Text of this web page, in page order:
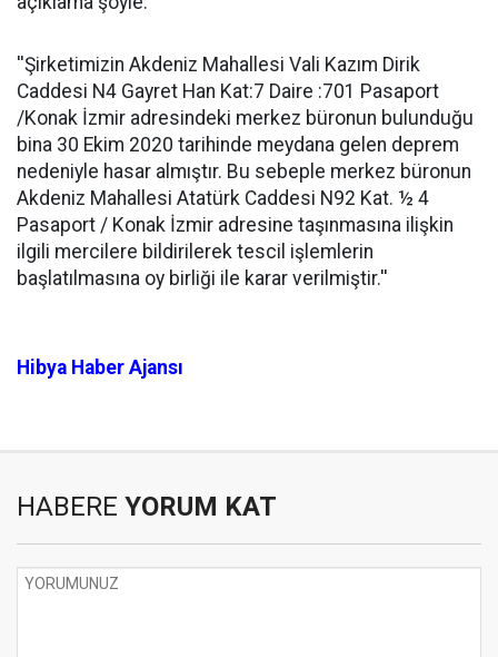
''Şirketimizin Akdeniz Mahallesi Vali Kazım Dirik
Caddesi N4 Gayret Han Kat:7 Daire :701 Pasaport
/Konak İzmir adresindeki merkez büronun bulunduğu
bina 30 Ekim 2020 tarihinde meydana gelen deprem
nedeniyle hasar almıştır. Bu sebeple merkez büronun
Akdeniz Mahallesi Atatürk Caddesi N92 Kat. ½ 4
Pasaport / Konak İzmir adresine taşınmasına ilişkin
ilgili mercilere bildirilerek tescil işlemlerin
başlatılmasına oy birliği ile karar verilmiştir.''
Hibya Haber Ajansı
HABERE YORUM KAT